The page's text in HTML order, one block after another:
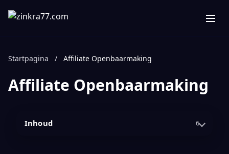
Startpagina / Affiliate Openbaarmaking
Affiliate Openbaarmaking
Inhoud 6